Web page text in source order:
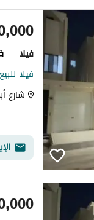
فیلا
فيلا
شارع